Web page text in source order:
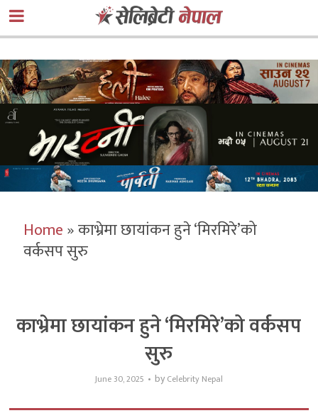
Home»काभ्रेमा छायांकन हुने ‘मिरमिरे’को
वर्कसप सुरु
काभ्रेमा छायांकन हुने ‘मिरमिरे’को वर्कसप
सुरु
June 30, 2025 by Celebrity Nepal